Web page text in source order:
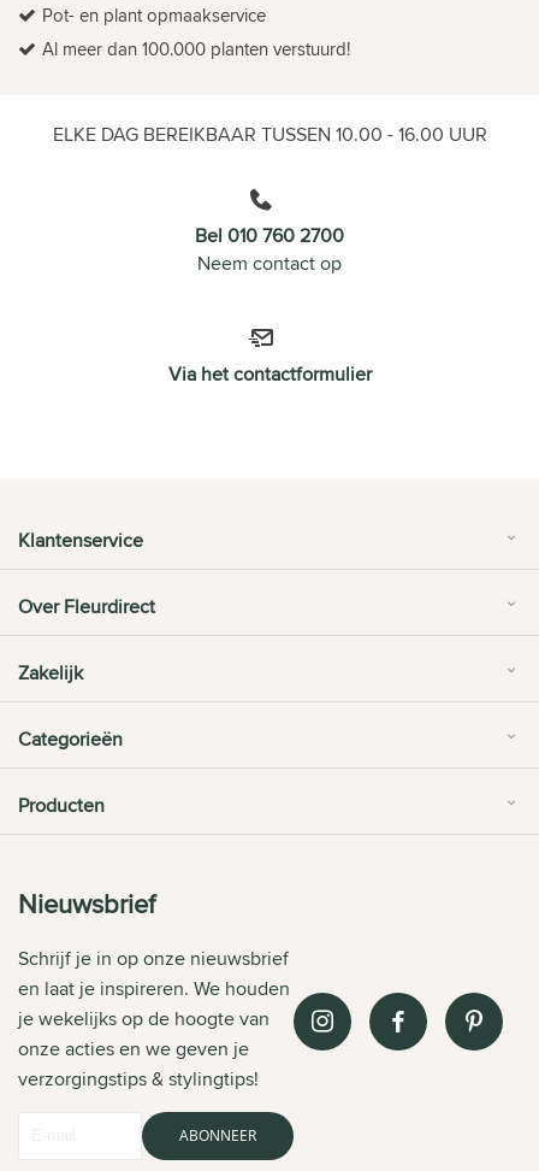
Pot- en plant opmaakservice
Al meer dan 100.000 planten verstuurd!
ELKE DAG BEREIKBAAR TUSSEN 10.00 - 16.00 UUR
Bel 010 760 2700
Neem contact op
Via het contactformulier
Klantenservice
Over Fleurdirect
Zakelijk
Categorieën
Producten
Nieuwsbrief
Schrijf je in op onze nieuwsbrief
en laat je inspireren. We houden
je wekelijks op de hoogte van
onze acties en we geven je
verzorgingstips & stylingtips!
ABONNEER